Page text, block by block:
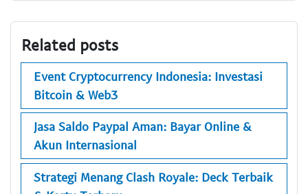
Related posts
Event Cryptocurrency Indonesia: Investasi
Bitcoin & Web3
Jasa Saldo Paypal Aman: Bayar Online &
Akun Internasional
Strategi Menang Clash Royale: Deck Terbaik